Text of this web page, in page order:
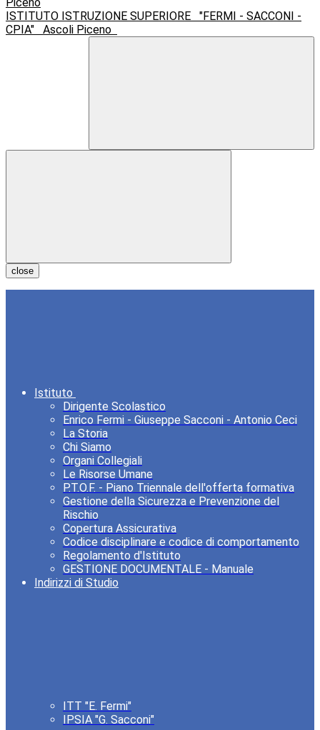
ISTITUTO ISTRUZIONE SUPERIORE
"FERMI - SACCONI -
CPIA"
Ascoli Piceno
close
Istituto
Dirigente Scolastico
Enrico Fermi - Giuseppe Sacconi - Antonio Ceci
La Storia
Chi Siamo
Organi Collegiali
Le Risorse Umane
P.T.O.F. - Piano Triennale dell'offerta formativa
Gestione della Sicurezza e Prevenzione del
Rischio
Copertura Assicurativa
Codice disciplinare e codice di comportamento
Regolamento d'Istituto
GESTIONE DOCUMENTALE - Manuale
Indirizzi di Studio
ITT "E. Fermi"
IPSIA "G. Sacconi"